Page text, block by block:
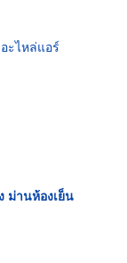
ะไหล่แอร์
ม่านห้องเย็น